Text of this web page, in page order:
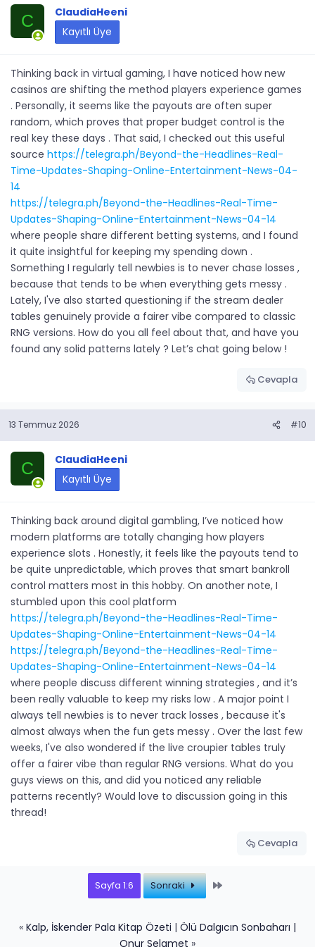
C
ClaudiaHeeni
Kayıtlı Üye
Thinking back in virtual gaming, I have noticed how new
casinos are shifting the method players experience games
. Personally, it seems like the payouts are often super
random, which proves that proper budget control is the
real key these days . That said, I checked out this useful
source https://telegra.ph/Beyond-the-Headlines-Real-
Time-Updates-Shaping-Online-Entertainment-News-04-
14
https://telegra.ph/Beyond-the-Headlines-Real-Time-
Updates-Shaping-Online-Entertainment-News-04-14
where people share different betting systems, and I found
it quite insightful for keeping my spending down .
Something I regularly tell newbies is to never chase losses ,
because that tends to be when everything gets messy .
Lately, I've also started questioning if the stream dealer
tables genuinely provide a fairer vibe compared to classic
RNG versions. How do you all feel about that, and have you
found any solid patterns lately ? Let’s chat going below !
Cevapla
13 Temmuz 2026 #10
C
ClaudiaHeeni
Kayıtlı Üye
Thinking back around digital gambling, I’ve noticed how
modern platforms are totally changing how players
experience slots . Honestly, it feels like the payouts tend to
be quite unpredictable, which proves that smart bankroll
control matters most in this hobby. On another note, I
stumbled upon this cool platform
https://telegra.ph/Beyond-the-Headlines-Real-Time-
Updates-Shaping-Online-Entertainment-News-04-14
https://telegra.ph/Beyond-the-Headlines-Real-Time-
Updates-Shaping-Online-Entertainment-News-04-14
where people discuss different winning strategies , and it’s
been really valuable to keep my risks low . A major point I
always tell newbies is to never track losses , because it's
almost always when the fun gets messy . Over the last few
weeks, I've also wondered if the live croupier tables truly
offer a fairer vibe than regular RNG versions. What do you
guys views on this, and did you noticed any reliable
patterns recently? Would love to discussion going in this
thread!
Cevapla
Sayfa 1:6 Sonraki
« Kalp, İskender Pala Kitap Özeti | Ölü Dalgıcın Sonbaharı |
Onur Selamet »